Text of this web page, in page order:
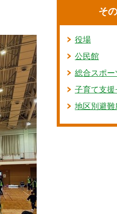
そ
役場
公民館
総合スポー
子育て支援
地区別避難